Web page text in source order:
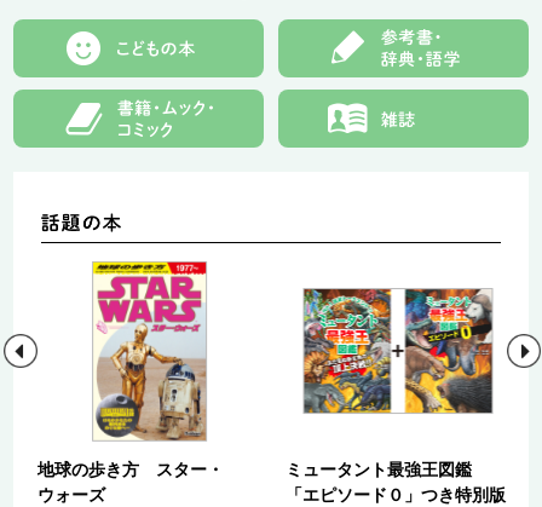
地球の歩き方 スター・
ウォーズ
ミュータント最強王図鑑
「エピソード０」つき特別版